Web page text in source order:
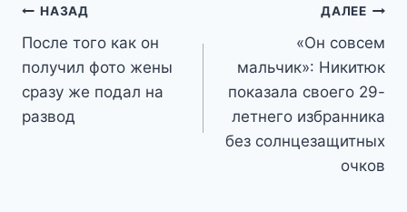
Навигация
по
записям
НАЗАД
После того как он
получил фото жены
сразу же подал на
развод
ДАЛЕЕ
«Он совсем
мальчик»: Никитюк
показала своего 29-
летнего избранника
без солнцезащитных
очков